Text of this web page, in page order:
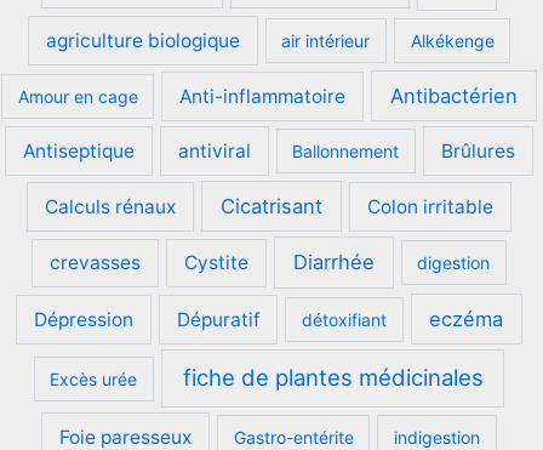
agriculture biologique air intérieur Alkékenge
Amour en cage Anti-inflammatoire Antibactérien
Antiseptique antiviral Ballonnement Brûlures
Calculs rénaux Cicatrisant Colon irritable
crevasses Cystite Diarrhée digestion
Dépression Dépuratif détoxifiant eczéma
Excès urée fiche de plantes médicinales
Foie paresseux Gastro-entérite indigestion